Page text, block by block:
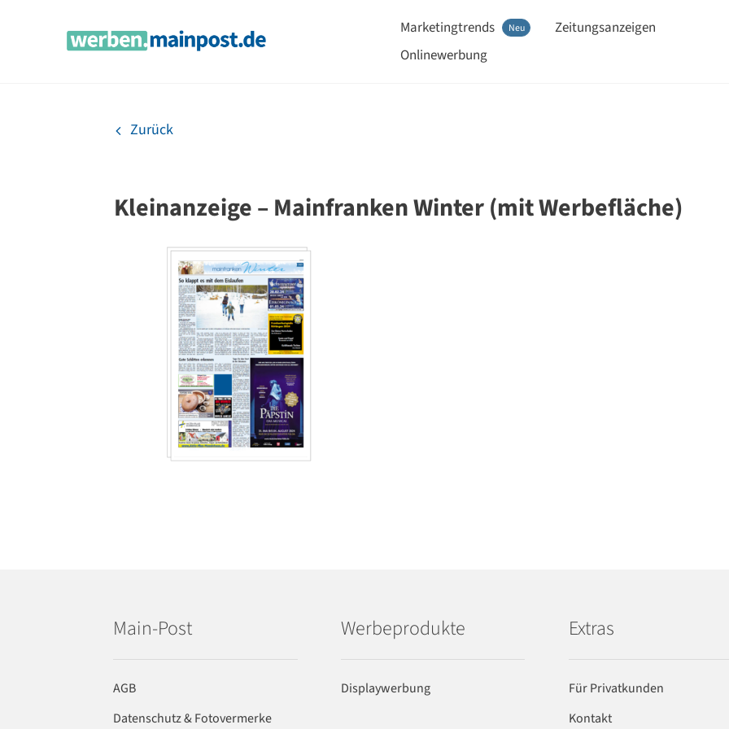
Marketingtrends Neu
Zeitungsanzeigen
Onlinewerbung
Zurück
Kleinanzeige – Mainfranken Winter (mit Werbefläche)
Main-Post
AGB
Datenschutz & Fotovermerke
Werbeprodukte
Displaywerbung
Extras
Für Privatkunden
Kontakt